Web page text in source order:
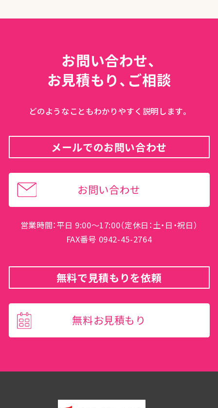
お問い合わせ、
お見積もり、ご相談
どのようなこともわかりやすく説明します。
メールでのお問い合わせ
お問い合わせ
営業時間：平日 9:00～17:00（定休日：土・日・祝日）
FAX番号 0942-45-2764
無料で見積もりを依頼
無料お見積もり